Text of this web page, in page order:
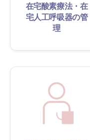
在宅酸素療法・在
宅人工呼吸器の管
理